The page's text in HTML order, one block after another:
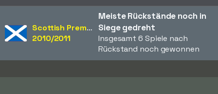
Scottish Premiership
2010/2011
Meiste Rückstände noch in
Siege gedreht
Insgesamt 6 Spiele nach
Rückstand noch gewonnen